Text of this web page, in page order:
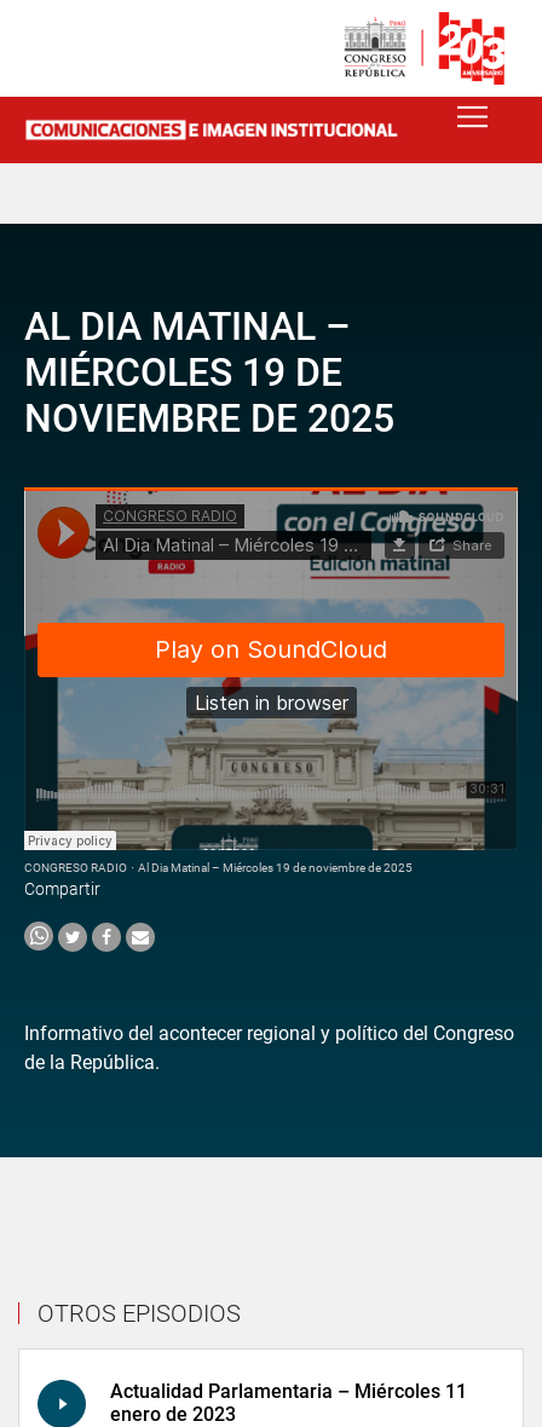
AL DIA MATINAL –
MIÉRCOLES 19 DE
NOVIEMBRE DE 2025
CONGRESO RADIO · Al Dia Matinal – Miércoles 19 de noviembre de 2025
Compartir
Informativo del acontecer regional y político del Congreso
de la República.
OTROS EPISODIOS
Actualidad Parlamentaria – Miércoles 11
enero de 2023